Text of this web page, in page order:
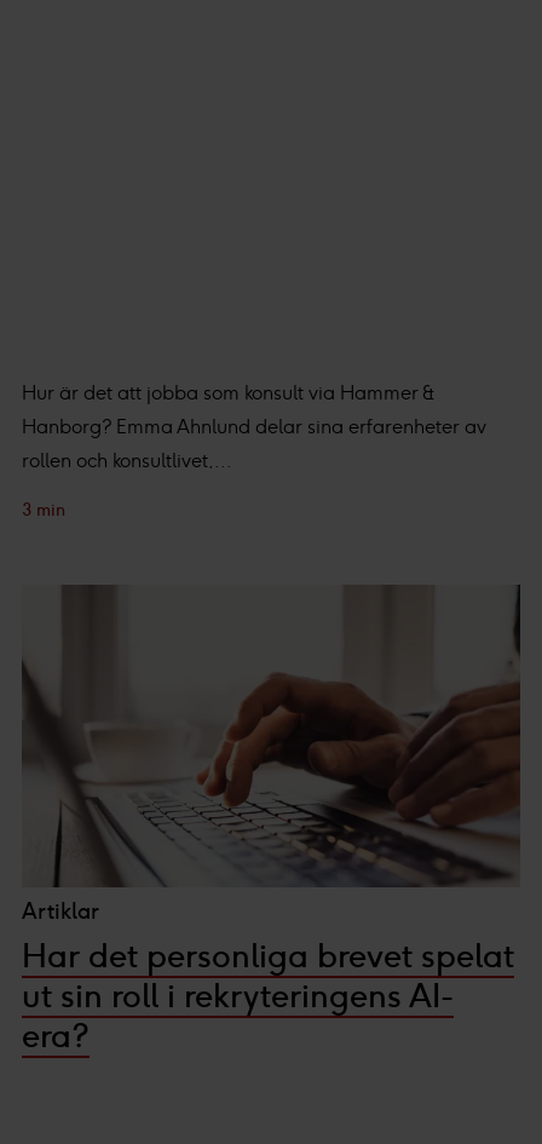
Hur är det att jobba som konsult via Hammer &
Hanborg? Emma Ahnlund delar sina erfarenheter av
rollen och konsultlivet,...
3 min
Artiklar
Har det personliga brevet spelat
ut sin roll i rekryteringens AI-
era?